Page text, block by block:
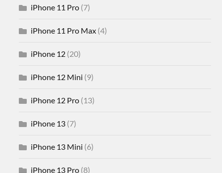
iPhone 11 Pro (7)
iPhone 11 Pro Max (4)
iPhone 12 (20)
iPhone 12 Mini (9)
iPhone 12 Pro (13)
iPhone 13 (7)
iPhone 13 Mini (6)
iPhone 13 Pro (8)